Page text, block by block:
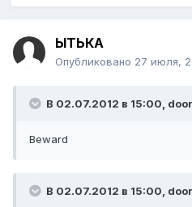
ЫТЬКА
Опубликовано 27 июля,
В 02.07.2012 в 15:00,
Beward
В 02.07.2012 в 15:00,